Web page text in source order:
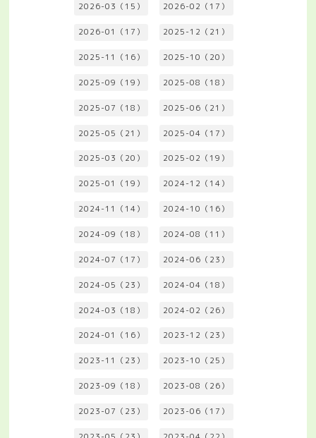
2026-03（15） 2026-02（17）
2026-01（17） 2025-12（21）
2025-11（16） 2025-10（20）
2025-09（19） 2025-08（18）
2025-07（18） 2025-06（21）
2025-05（21） 2025-04（17）
2025-03（20） 2025-02（19）
2025-01（19） 2024-12（14）
2024-11（14） 2024-10（16）
2024-09（18） 2024-08（11）
2024-07（17） 2024-06（23）
2024-05（23） 2024-04（18）
2024-03（18） 2024-02（26）
2024-01（16） 2023-12（23）
2023-11（23） 2023-10（25）
2023-09（18） 2023-08（26）
2023-07（23） 2023-06（17）